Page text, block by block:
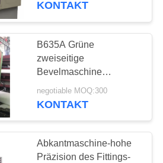
KONTAKT
B635A Grüne
zweiseitige
Bevelmaschine
Rohrbefestigung
Bevelmaschine
negotiable MOQ:300
KONTAKT
Abkantmaschine-hohe
Präzision des Fittings-